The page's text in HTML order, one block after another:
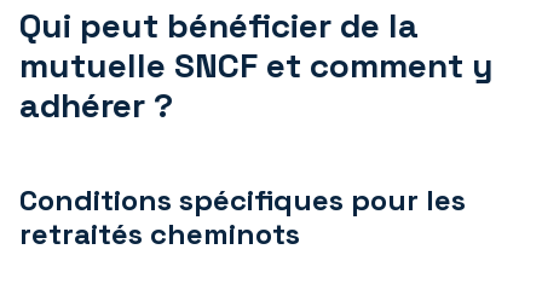
Qui peut bénéficier de la
mutuelle SNCF et comment y
adhérer ?
Conditions spécifiques pour les
retraités cheminots